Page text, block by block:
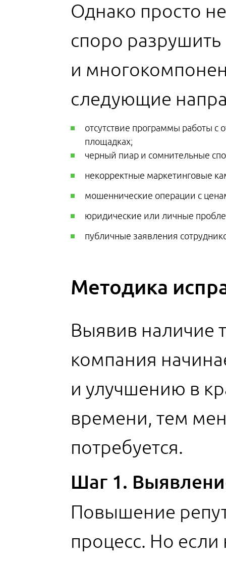
Однако просто
споро
и
следующие
отсутствие программы работы с
площадках;
черный пиар и сомнительные
некорректные маркетинговые
мошеннические операции с
юридические или личные
публичные заявления
Методика
Выявив наличие
компания
и улучшению в
времени, тем
потребуется.
Шаг 1.
Повышение
процесс. Но если